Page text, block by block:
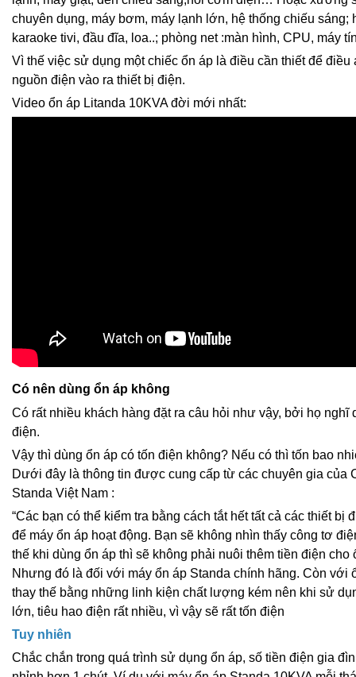
chuyên dụng, máy bơm, máy lạnh lớn, hệ thống chiếu sáng;
karaoke tivi, đầu đĩa, loa..; phòng net :màn hình, CPU, máy
Vì thế việc sử dụng một chiếc ổn áp là điều cần thiết để điều
nguồn điện vào ra thiết bị điện.
Video ổn áp Litanda 10KVA đời mới nhất:
Có nên dùng ổn áp không
Có rất nhiều khách hàng đặt ra câu hỏi như vậy, bởi họ nghĩ
điện.
Vậy thì dùng ổn áp có tốn điện không? Nếu có thì tốn bao
Dưới đây là thông tin được cung cấp từ các chuyên gia của
Standa Việt Nam :
“Các bạn có thể kiểm tra bằng cách tắt hết tất cả các thiết bị
để máy ổn áp hoạt động. Bạn sẽ không nhìn thấy công tơ
thế khi dùng ổn áp thì sẽ không phải nuôi thêm tiền điện cho
Nhưng đó là đối với máy ổn áp Standa chính hãng. Còn với
thay thế bằng những linh kiện chất lượng kém nên khi sử
lớn, tiêu hao điện rất nhiều, vì vậy sẽ rất tốn điện
Tuy nhiên
Chắc chắn trong quá trình sử dụng ổn áp, số tiền điện gia